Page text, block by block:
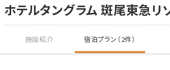
ホテルタングラム 斑尾東急リ
施設紹介 宿泊プラン（2件）